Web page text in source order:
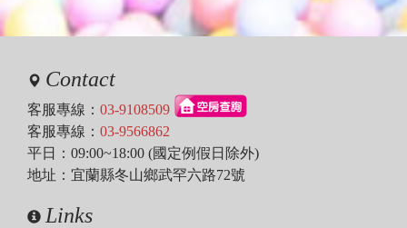
Contact
客服專線： 03-9108509
客服專線： 03-9566862
平日：09:00~18:00 (國定例假日除外)
地址：宜蘭縣冬山鄉武罕六路72號
Links